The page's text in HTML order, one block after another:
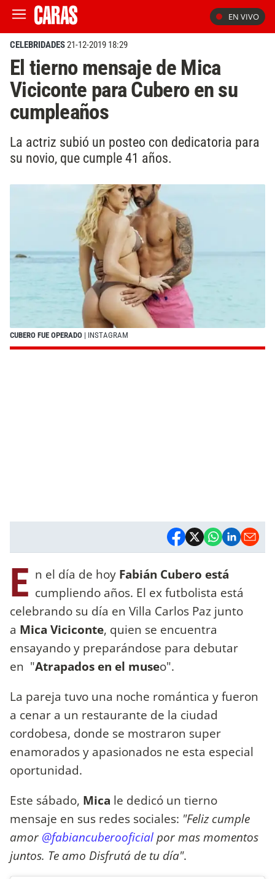
EN VIVO
CELEBRIDADES21-12-2019 18:29
El tierno mensaje de Mica
Viciconte para Cubero en su
cumpleaños
La actriz subió un posteo con dedicatoria para
su novio, que cumple 41 años.
CUBERO FUE OPERADO | INSTAGRAM
E n el día de hoy Fabián Cubero está
cumpliendo años. El ex futbolista está
celebrando su día en Villa Carlos Paz junto
a Mica Viciconte, quien se encuentra
ensayando y preparándose para debutar
en "Atrapados en el museo".
La pareja tuvo una noche romántica y fueron
a cenar a un restaurante de la ciudad
cordobesa, donde se mostraron super
enamorados y apasionados ne esta especial
oportunidad.
Este sábado, Mica le dedicó un tierno
mensaje en sus redes sociales: "Feliz cumple
amor @fabiancuberooficialpor mas momentos
juntos. Te amo Disfrutá de tu día".